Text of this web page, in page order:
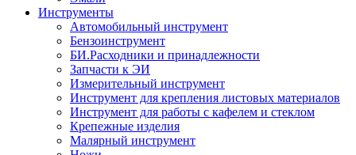
Инструменты
Автомобильный инструмент
Бензоинструмент
БИ.Расходники и принадлежности
Запчасти к ЭИ
Измерительный инструмент
Инструмент для крепления листовых материалов
Инструмент для работы с кафелем и стеклом
Крепежные изделия
Малярный инструмент